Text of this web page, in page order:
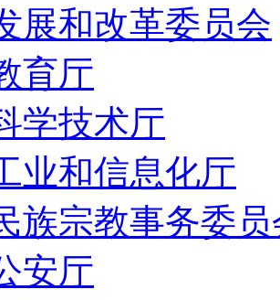
展和改革委员会
育厅
学技术厅
业和信息化厅
族宗教事务委员
安厅